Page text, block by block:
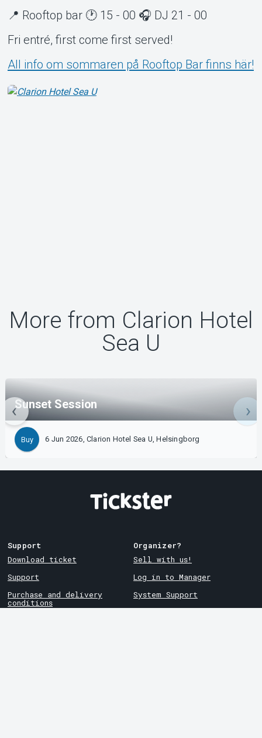
📍 Rooftop bar 🕐 15 - 00 🎧 DJ 21 - 00
Fri entré, first come first served!
All info om sommaren på Rooftop Bar finns här!
More from Clarion Hotel
Sea U
Sunset Session
Buy 6 Jun 2026, Clarion Hotel Sea U, Helsingborg
Support
Download ticket
Support
Purchase and delivery
conditions
Organizer?
Sell with us!
Log in to Manager
System Support